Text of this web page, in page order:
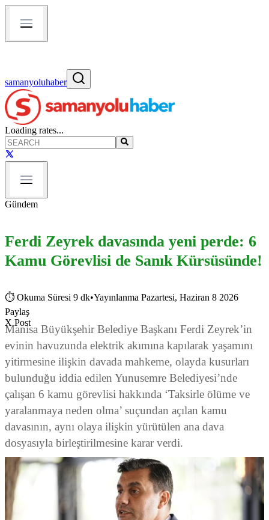
samanyoluhaber
Loading rates...
Gündem
Ferdi Zeyrek davasında yeni perde: 6
Kamu Görevlisi de Sanık Kürsüsünde!
⏱ Okuma Süresi 9 dk•Yayınlanma Pazartesi, Haziran 8 2026
Paylaş
X Post
Manisa Büyükşehir Belediye Başkanı Ferdi Zeyrek’in
evinin havuzunda elektrik akımına kapılarak yaşamını
yitirmesine ilişkin davada mahkeme, olayda kusurları
bulunduğu iddia edilen Yunusemre Belediyesi’nde
çalışan 6 kamu görevlisi hakkında ‘Taksirle ölüme ve
yaralanmaya neden olma’ suçundan açılan kamu
davasının, aynı olaya ilişkin yürütülen ana dava
dosyasıyla birleştirilmesine karar verdi.